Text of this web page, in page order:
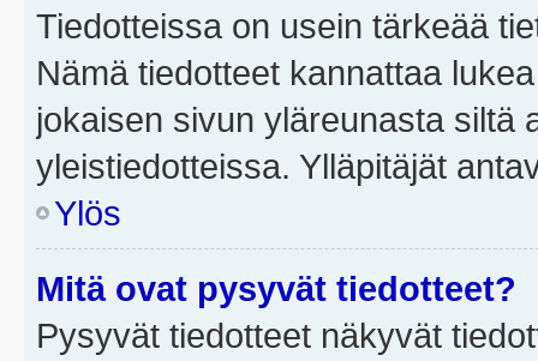
Tiedotteissa on usein tärkeää
Nämä tiedotteet kannattaa
jokaisen sivun yläreunasta siltä
yleistiedotteissa. Ylläpitäjät
Ylös
Mitä ovat pysyvät tiedotteet?
Pysyvät tiedotteet näkyvät